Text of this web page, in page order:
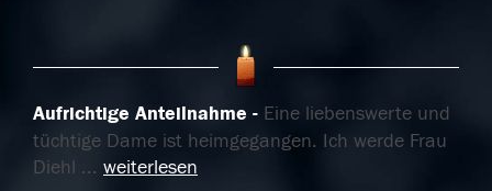
Aufrichtige Anteilnahme
Eine liebenswerte und
tüchtige Dame ist heimgegangen. Ich werde Frau
Diehl ... weiterlesen